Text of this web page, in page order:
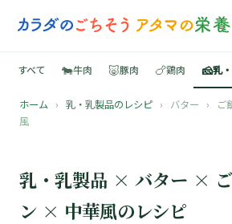
🍳
すべて 🐄牛肉 🐷豚肉 🍗鶏肉 🧀乳
ホーム › 乳・乳製品のレシピ › バター › ご
風
乳・乳製品 × バター ×
ン × 中華風のレシピ